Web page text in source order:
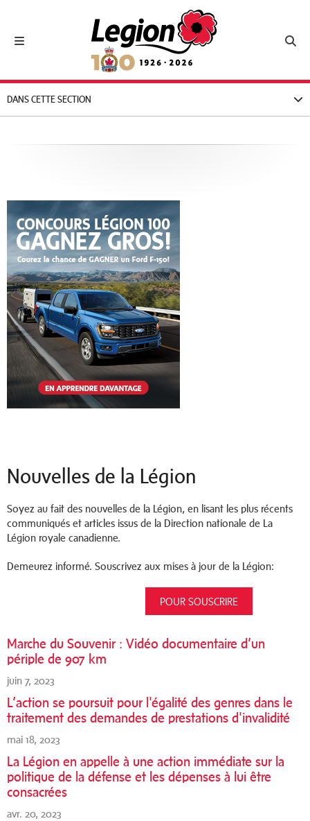
Toggle navigation
Royal Canadian Legion
DANS CETTE SECTION
Nouvelles de la Légion
Soyez au fait des nouvelles de la Légion, en lisant les plus récents
communiqués et articles issus de la Direction nationale de La
Légion royale canadienne.
Demeurez informé. Souscrivez aux mises à jour de la Légion:
POUR SOUSCRIRE
Marche du Souvenir : Vidéo documentaire d’un
périple de 907 km
juin 7, 2023
L’action se poursuit pour l'égalité des genres dans le
traitement des demandes de prestations d'invalidité
mai 18, 2023
La Légion en appelle à une action immédiate sur la
politique de la défense et les dépenses à lui être
consacrées
avr. 20, 2023